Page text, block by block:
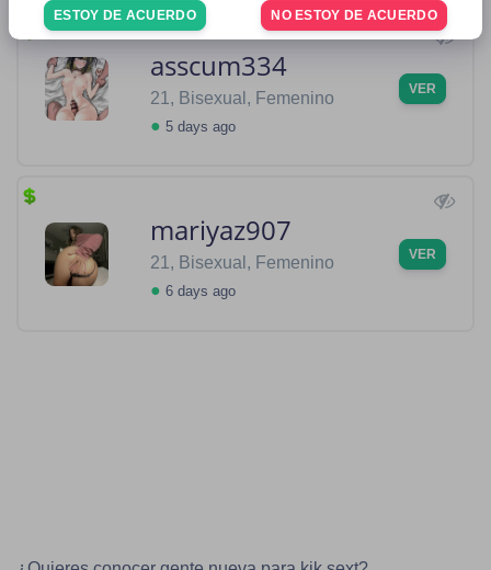
ESTOY DE ACUERDO NO ESTOY DE ACUERDO
asscum334
21, Bisexual, Femenino
● 5 days ago
VER
mariyaz907
21, Bisexual, Femenino
● 6 days ago
VER